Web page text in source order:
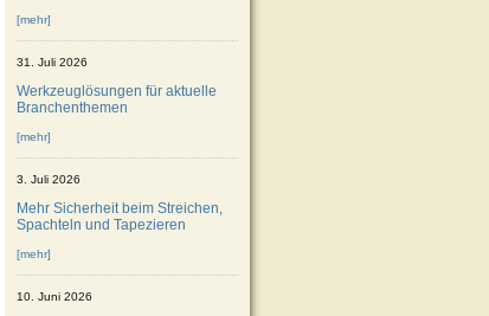
[mehr]
31. Juli 2026
Werkzeuglösungen für aktuelle
Branchenthemen
[mehr]
3. Juli 2026
Mehr Sicherheit beim Streichen,
Spachteln und Tapezieren
[mehr]
10. Juni 2026